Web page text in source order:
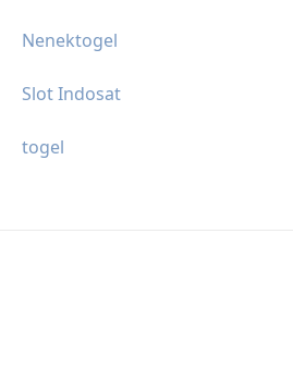
Nenektogel
Slot Indosat
togel